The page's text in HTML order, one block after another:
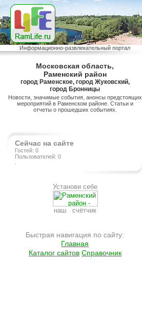
Информационно-развлекательный портал
Московская область,
Раменский район
город Раменское, город Жуковский,
город Бронницы
Новости, значимые события, анонсы предстоящих
мероприятий в Раменском районе. Статьи и
отчеты о прошедших событиях.
Сейчас на сайте
Гостей: 0
Пользователей: 0
Установи себе
наш счётчик
Быстрая навигация по сайту:
Главная
Каталог сайтов Справочник